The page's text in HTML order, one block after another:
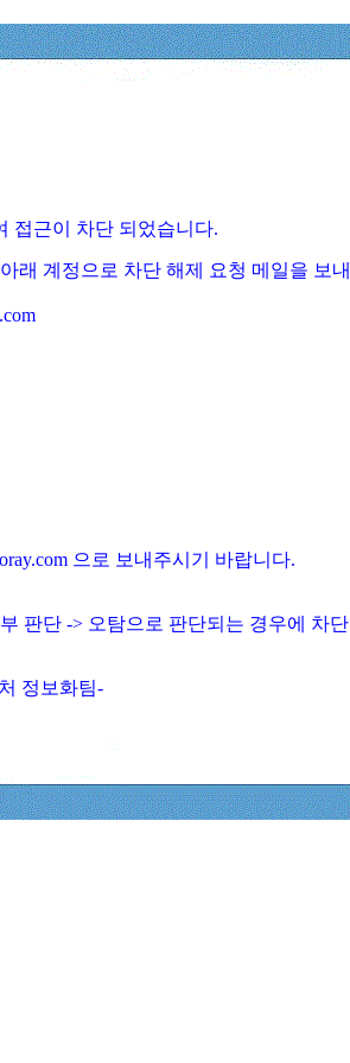
접근이 차단 되었습니다.
래 계정으로 차단 해제 요청 메일을 보내
으로 보내주시기 바랍니다.
판단 -> 오탐으로 판단되는 경우에 차단
정보화팀-